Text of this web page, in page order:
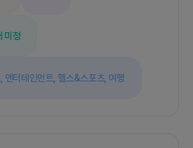
미정
엔터테인먼트, 헬스&스포츠, 여행